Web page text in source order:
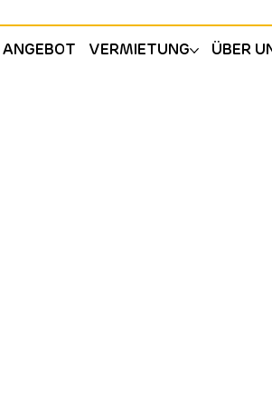
ANGEBOT VERMIETUNG ÜBER